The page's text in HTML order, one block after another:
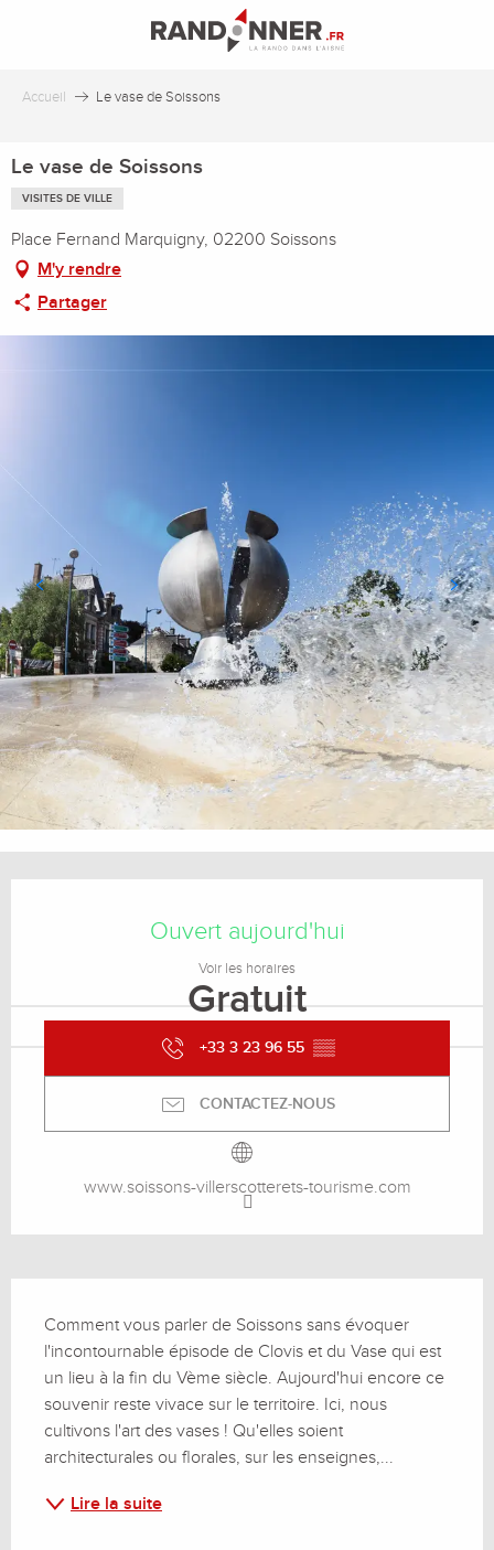
principal
Accueil Le vase de Soissons
Le vase de Soissons
VISITES DE VILLE
Place Fernand Marquigny, 02200 Soissons
M'y rendre
Partager
Ouvert aujourd'hui
Voir les horaires
Gratuit
+33 3 23 96 55 ▒▒
CONTACTEZ-NOUS
www.soissons-villerscotterets-tourisme.com
Comment vous parler de Soissons sans évoquer
l'incontournable épisode de Clovis et du Vase qui est
un lieu à la fin du Vème siècle. Aujourd'hui encore ce
souvenir reste vivace sur le territoire. Ici, nous
cultivons l'art des vases ! Qu'elles soient
architecturales ou florales, sur les enseignes,...
Lire la suite